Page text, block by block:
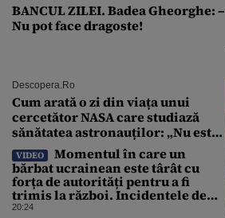
BANCUL ZILEI. Badea Gheorghe: –
Nu pot face dragoste!
Descopera.ro
Cum arată o zi din viața unui
cercetător NASA care studiază
sănătatea astronauților: „Nu este
o știință complicată”
VIDEO
Momentul în care un
bărbat ucrainean este târât cu
forța de autorități pentru a fi
trimis la război. Incidentele de
acest fel sunt tot mai dese
20:24